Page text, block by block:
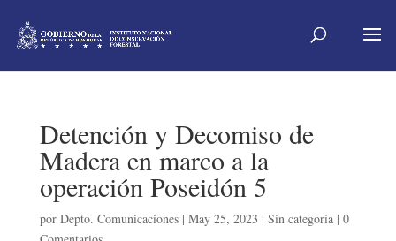
Detención y Decomiso de
Madera en marco a la
operación Poseidón 5
por Depto. Comunicaciones| May 25, 2023 | Sin categoría| 0